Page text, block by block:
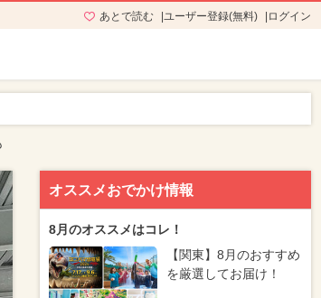
あとで読む ユーザー登録(無料) ログイン
オススメおでかけ情報
8月のオススメはコレ！
【関東】8月のおすすめ
を厳選してお届け！